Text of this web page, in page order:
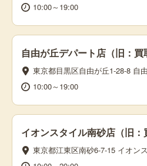
10:00～19:00
自由が丘デパート店（旧：買
東京都目黒区自由が丘1-28-8 自
10:00～19:00
イオンスタイル南砂店（旧：
東京都江東区南砂6-7-15 イオン